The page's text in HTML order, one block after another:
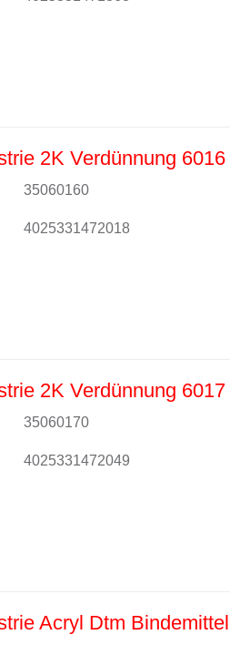
2K Verdünnung 6016
35060160
4025331472018
2K Verdünnung 6017
35060170
4025331472049
Acryl Dtm